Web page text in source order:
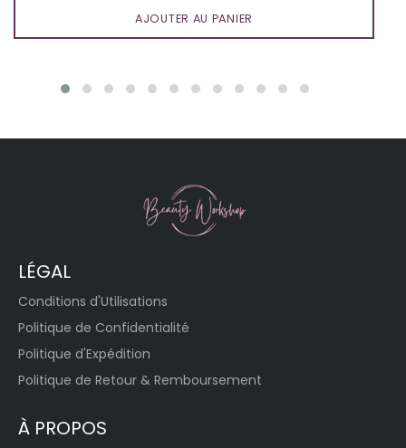
AJOUTER AU PANIER
LÉGAL
Conditions d'Utilisations
Politique de Confidentialité
Politique d'Expédition
Politique de Retour & Remboursement
À PROPOS